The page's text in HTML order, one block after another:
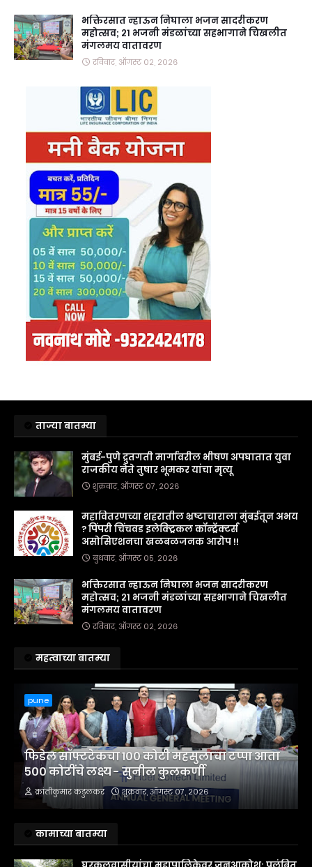
भक्तिरसात न्हाऊन निघाला भजन सादरीकरण
महोत्सव; २१ भजनी मंडळांच्या सहभागाने चिखलीत
मंगलमय वातावरण
रविवार, ऑगस्ट ०२, २०२६
ताज्या बातम्या
मुंबई-पुणे द्रुतगती मार्गावरील भीषण अपघातात युवा
राजकीय नेते तुषार भूमकर यांचा मृत्यू
शुक्रवार, ऑगस्ट ०७, २०२६
महावितरणच्या शहरातील भ्रष्टाचाराला मुंबईतून अभय
? पिंपरी चिंचवड इलेक्ट्रिकल कॉन्ट्रॅक्टर्स
असोसिएशनचा खळबळजनक आरोप !!
बुधवार, ऑगस्ट ०५, २०२६
भक्तिरसात न्हाऊन निघाला भजन सादरीकरण
महोत्सव; २१ भजनी मंडळांच्या सहभागाने चिखलीत
मंगलमय वातावरण
रविवार, ऑगस्ट ०२, २०२६
महत्वाच्या बातम्या
pune
फिडेल सॉफ्टटेकचा १०० कोटी महसुलाचा टप्पा आता
५०० कोटींचे लक्ष्य - सुनील कुलकर्णी
क्रांतीकुमार कडुलकर शुक्रवार, ऑगस्ट ०७, २०२६
कामाच्या बातम्या